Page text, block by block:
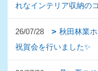
れなインテリア収納の
26/07/28
秋田林業
祝賀会を行いました✨